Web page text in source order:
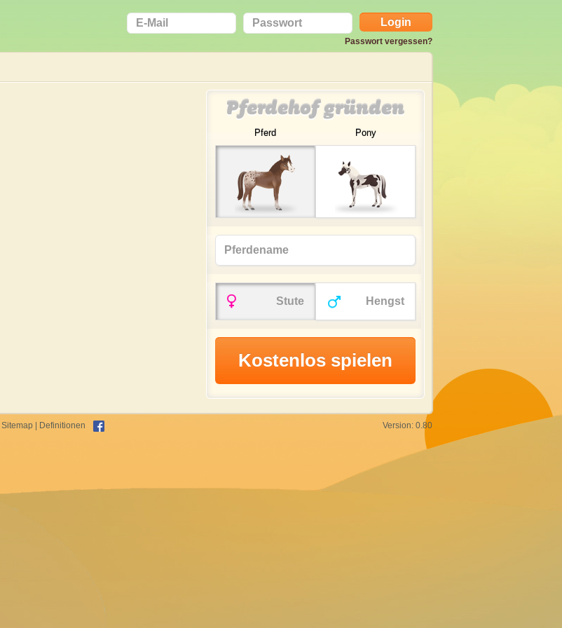
Passwort vergessen?
Pferdehof gründen
Pferd Pony
Stute Hengst
Sitemap Definitionen Version: 0.80